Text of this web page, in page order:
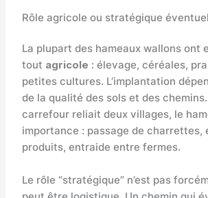
Rôle agricole ou stratégique éventuel
La plupart des hameaux wallons ont
tout agricole : élevage, céréales,
petites cultures. L’implantation
de la qualité des sols et des
carrefour reliait deux villages, le
importance : passage de charrettes,
produits, entraide entre fermes.
Le rôle “stratégique” n’est pas